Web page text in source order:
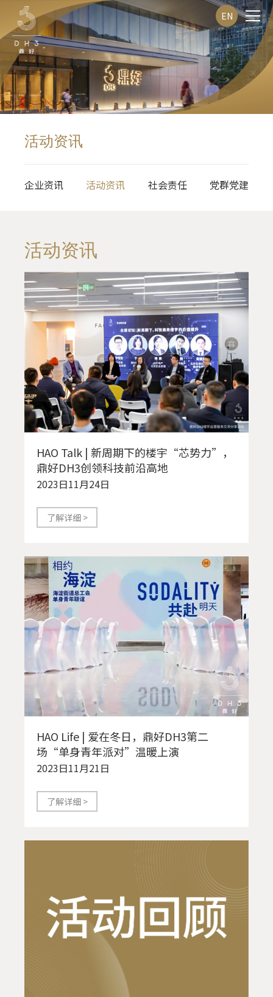
EN
活动资讯
企业资讯 活动资讯 社会责任 党群党建
活动资讯
HAO Talk | 新周期下的楼宇“芯势力”，
鼎好DH3创领科技前沿高地
2023日11月24日
了解详细 >
HAO Life | 爱在冬日，鼎好DH3第二
场“单身青年派对”温暖上演
2023日11月21日
了解详细 >